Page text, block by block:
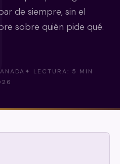
de siempre, sin el
sobre quién pide qué.
✦ LECTURA: 5 MIN